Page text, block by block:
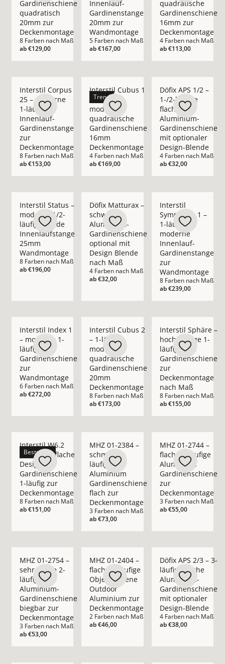
Gardinenschiene
quadratisch
20mm zur
Deckenmontage
8 Farben nach Maß
ab€129,00
Innenlauf-
Gardinenstange
20mm zur
Wandmontage
5 Farben nach Maß
ab€167,00
quadratische
Gardinenschiene
16mm zur
Deckenmontage
4 Farben nach Maß
ab€113,00
Interstil Corpus
25 – moderne
1-läufige
Innenlauf-
Gardinenstange
zur
Deckenmontage
8 Farben nach Maß
ab€153,00
Trend
Interstil Cubus 1
– 1-läufige
moderne
quadratische
Gardinenschiene
16mm
Deckenmontage
4 Farben nach Maß
ab€169,00
Döfix APS 1/2 –
1-/2-läufige
flache
Aluminium-
Gardinenschiene
mit optionaler
Design-Blende
4 Farben nach Maß
ab€32,00
Interstil Status –
moderne 1/2-
läufige runde
Innenlaufstange
25mm
Wandmontage
8 Farben nach Maß
ab€196,00
Döfix Matturax –
schwarze
Aluminium-
Gardinenschiene
optional mit
Design Blende
nach Maß
4 Farben nach Maß
ab€32,00
Interstil
Sympathie.1 –
1-läufige
moderne
Innenlauf-
Gardinenstange
zur
Wandmontage
8 Farben nach Maß
ab€239,00
Interstil Index 1
– moderne 1-
läufige
Gardinenschiene
zur
Wandmontage
6 Farben nach Maß
ab€272,00
Interstil Cubus 2
– 1-läufige
moderne
quadratische
Gardinenschiene
20mm
Deckenmontage
8 Farben nach Maß
ab€173,00
Interstil Sphäre –
hochwertige 1-
läufige
Gardinenschiene
zur
Deckenmontage
nach Maß
8 Farben nach Maß
ab€155,00
Bestseller
Interstil W6.2
Pur – ultraflache
Design
Gardinenschiene
1-läufig zur
Deckenmontage
8 Farben nach Maß
ab€151,00
MHZ 01-2384 –
schmale 2-
läufige
Aluminium
Gardinenschiene
flach zur
Deckenmontage
3 Farben nach Maß
ab€73,00
MHZ 01-2744 –
flache 2-läufige
Aluminium
Gardinenschiene
zur
Deckenmontage
3 Farben nach Maß
ab€55,00
MHZ 01-2754 –
sehr flache 2-
läufige
Aluminium-
Gardinenschiene
biegbar zur
Deckenmontage
3 Farben nach Maß
ab€53,00
MHZ 01-2404 –
flache 1-läufige
Objektschiene
Outdoor
Aluminium zur
Deckenmontage
2 Farben nach Maß
ab€46,00
Döfix APS 2/3 – 3-
läufige flache
Aluminium-
Gardinenschiene
mit optionaler
Design-Blende
4 Farben nach Maß
ab€38,00